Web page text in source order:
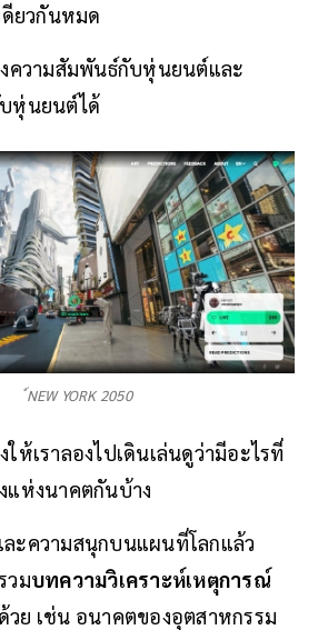
ดียวกันหมด
ความสัมพันธ์กับหุ่นยนต์และ
หุ่นยนต์ได้
์NEW YORK 2050
ห้เราลองไปเดินเล่นดูว่ามีอะไรที่
แห่งนาคตกันบ้าง
ะความสนุกบนแผนที่โลกแล้ว
วมบทความวิเคราะห์เหตุการณ์
วย เช่น อนาคตของอุตสาหกรรม